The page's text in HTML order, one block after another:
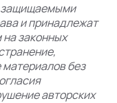
защищаемыми
и принадлежат
законных
без
авторских